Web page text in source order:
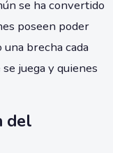
se ha convertido
poseen poder
brecha cada
juega y quienes
del